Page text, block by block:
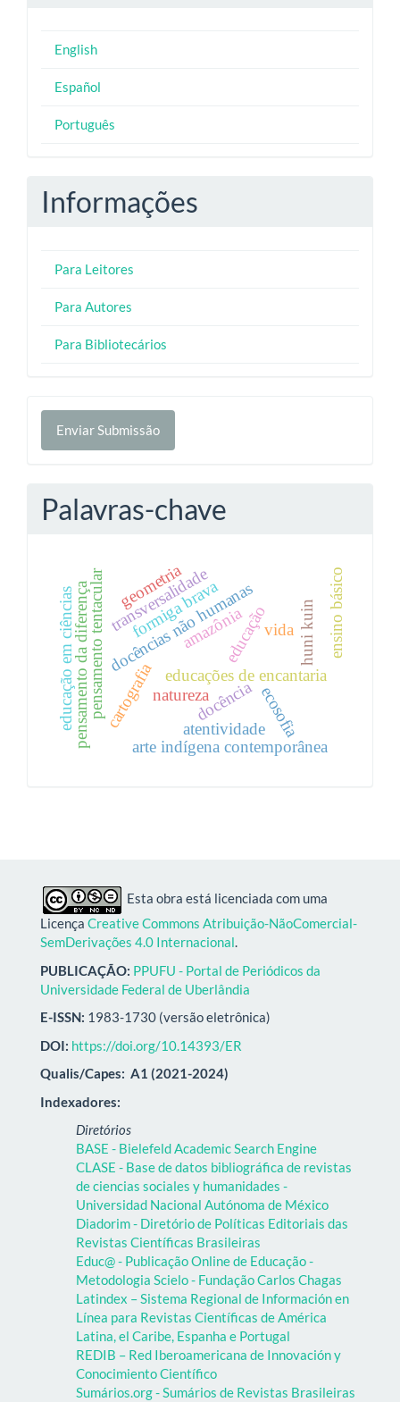
English
Español
Português
Informações
Para Leitores
Para Autores
Para Bibliotecários
Enviar
Submissão
Enviar Submissão
Palavras-chave
formiga brava
amazônia
educações de encantaria
docências não humanas
educação
pensamento tentacular
pensamento da diferença docência
vida
educação em ciências ecosofia
transversalidade
cartografia
arte indígena contemporânea
huni kuin
atentividade
natureza
ensino básico
geometria
Esta obra está licenciada com uma
Licença Creative Commons Atribuição-NãoComercial-
SemDerivações 4.0 Internacional.
PUBLICAÇÃO: PPUFU - Portal de Periódicos da
Universidade Federal de Uberlândia
E-ISSN: 1983-1730 (versão eletrônica)
DOI: https://doi.org/10.14393/ER
Qualis/Capes: A1 (2021-2024)
Indexadores:
Diretórios
BASE - Bielefeld Academic Search Engine
CLASE - Base de datos bibliográfica de revistas
de ciencias sociales y humanidades -
Universidad Nacional Autónoma de México
Diadorim - Diretório de Políticas Editoriais das
Revistas Científicas Brasileiras
Educ@ - Publicação Online de Educação -
Metodologia Scielo - Fundação Carlos Chagas
Latindex – Sistema Regional de Información en
Línea para Revistas Científicas de América
Latina, el Caribe, Espanha e Portugal
REDIB – Red Iberoamericana de Innovación y
Conocimiento Científico
Sumários.org - Sumários de Revistas Brasileiras